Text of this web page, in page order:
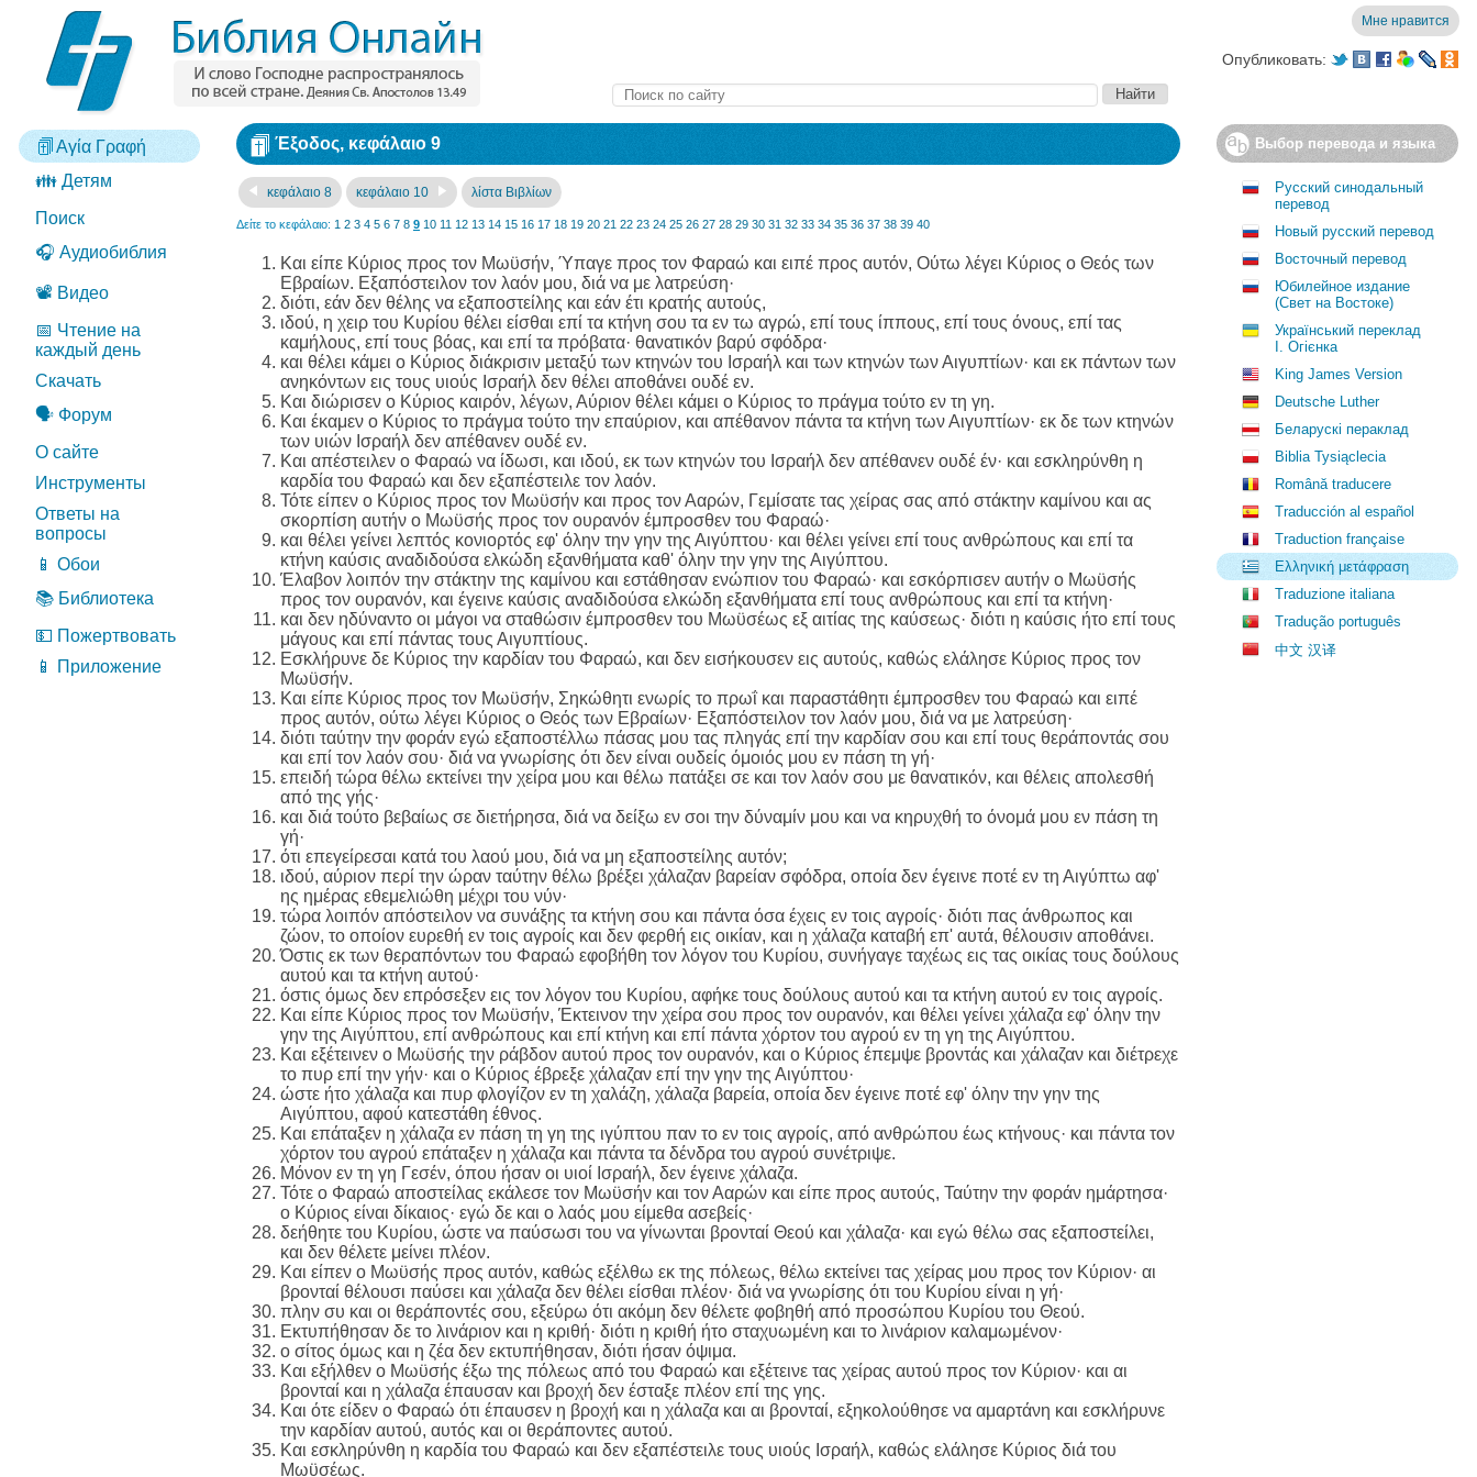
Мне нравится
Опубликовать:
Αγία Γραφή
👪 Детям
Поиск
🎧 Аудиобиблия
📽️ Видео
📅 Чтение на
каждый день
Скачать
🗣️ Форум
О сайте
Инструменты
Ответы на
вопросы
📱 Обои
📚 Библиотека
💵 Пожертвовать
📱 Приложение
Έξοδος, κεφάλαιο 9
κεφάλαιο 8 κεφάλαιο 10 λίστα Βιβλίων
Δείτε το κεφάλαιο: 1 2 3 4 5 6 7 8 9 10 11 12 13 14 15 16 17 18 19 20 21 22 23 24 25 26 27 28 29 30 31 32 33 34 35 36 37 38 39 40
Και είπε Κύριος προς τον Μωϋσήν, Ύπαγε προς τον Φαραώ και ειπέ προς αυτόν, Ούτω λέγει Κύριος ο Θεός των
Εβραίων. Εξαπόστειλον τον λαόν μου, διά να με λατρεύση·
διότι, εάν δεν θέλης να εξαποστείλης και εάν έτι κρατής αυτούς,
ιδού, η χειρ του Κυρίου θέλει είσθαι επί τα κτήνη σου τα εν τω αγρώ, επί τους ίππους, επί τους όνους, επί τας
καμήλους, επί τους βόας, και επί τα πρόβατα· θανατικόν βαρύ σφόδρα·
και θέλει κάμει ο Κύριος διάκρισιν μεταξύ των κτηνών του Ισραήλ και των κτηνών των Αιγυπτίων· και εκ πάντων των
ανηκόντων εις τους υιούς Ισραήλ δεν θέλει αποθάνει ουδέ εν.
Και διώρισεν ο Κύριος καιρόν, λέγων, Αύριον θέλει κάμει ο Κύριος το πράγμα τούτο εν τη γη.
Και έκαμεν ο Κύριος το πράγμα τούτο την επαύριον, και απέθανον πάντα τα κτήνη των Αιγυπτίων· εκ δε των κτηνών
των υιών Ισραήλ δεν απέθανεν ουδέ εν.
Και απέστειλεν ο Φαραώ να ίδωσι, και ιδού, εκ των κτηνών του Ισραήλ δεν απέθανεν ουδέ έν· και εσκληρύνθη η
καρδία του Φαραώ και δεν εξαπέστειλε τον λαόν.
Τότε είπεν ο Κύριος προς τον Μωϋσήν και προς τον Ααρών, Γεμίσατε τας χείρας σας από στάκτην καμίνου και ας
σκορπίση αυτήν ο Μωϋσής προς τον ουρανόν έμπροσθεν του Φαραώ·
και θέλει γείνει λεπτός κονιορτός εφ' όλην την γην της Αιγύπτου· και θέλει γείνει επί τους ανθρώπους και επί τα
κτήνη καύσις αναδιδούσα ελκώδη εξανθήματα καθ' όλην την γην της Αιγύπτου.
Έλαβον λοιπόν την στάκτην της καμίνου και εστάθησαν ενώπιον του Φαραώ· και εσκόρπισεν αυτήν ο Μωϋσής
προς τον ουρανόν, και έγεινε καύσις αναδιδούσα ελκώδη εξανθήματα επί τους ανθρώπους και επί τα κτήνη·
και δεν ηδύναντο οι μάγοι να σταθώσιν έμπροσθεν του Μωϋσέως εξ αιτίας της καύσεως· διότι η καύσις ήτο επί τους
μάγους και επί πάντας τους Αιγυπτίους.
Εσκλήρυνε δε Κύριος την καρδίαν του Φαραώ, και δεν εισήκουσεν εις αυτούς, καθώς ελάλησε Κύριος προς τον
Μωϋσήν.
Και είπε Κύριος προς τον Μωϋσήν, Σηκώθητι ενωρίς το πρωΐ και παραστάθητι έμπροσθεν του Φαραώ και ειπέ
προς αυτόν, ούτω λέγει Κύριος ο Θεός των Εβραίων· Εξαπόστειλον τον λαόν μου, διά να με λατρεύση·
διότι ταύτην την φοράν εγώ εξαποστέλλω πάσας μου τας πληγάς επί την καρδίαν σου και επί τους θεράποντάς σου
και επί τον λαόν σου· διά να γνωρίσης ότι δεν είναι ουδείς όμοιός μου εν πάση τη γή·
επειδή τώρα θέλω εκτείνει την χείρα μου και θέλω πατάξει σε και τον λαόν σου με θανατικόν, και θέλεις απολεσθή
από της γής·
και διά τούτο βεβαίως σε διετήρησα, διά να δείξω εν σοι την δύναμίν μου και να κηρυχθή το όνομά μου εν πάση τη
γή·
ότι επεγείρεσαι κατά του λαού μου, διά να μη εξαποστείλης αυτόν;
ιδού, αύριον περί την ώραν ταύτην θέλω βρέξει χάλαζαν βαρείαν σφόδρα, οποία δεν έγεινε ποτέ εν τη Αιγύπτω αφ'
ης ημέρας εθεμελιώθη μέχρι του νύν·
τώρα λοιπόν απόστειλον να συνάξης τα κτήνη σου και πάντα όσα έχεις εν τοις αγροίς· διότι πας άνθρωπος και
ζώον, το οποίον ευρεθή εν τοις αγροίς και δεν φερθή εις οικίαν, και η χάλαζα καταβή επ' αυτά, θέλουσιν αποθάνει.
Όστις εκ των θεραπόντων του Φαραώ εφοβήθη τον λόγον του Κυρίου, συνήγαγε ταχέως εις τας οικίας τους δούλους
αυτού και τα κτήνη αυτού·
όστις όμως δεν επρόσεξεν εις τον λόγον του Κυρίου, αφήκε τους δούλους αυτού και τα κτήνη αυτού εν τοις αγροίς.
Και είπε Κύριος προς τον Μωϋσήν, Έκτεινον την χείρα σου προς τον ουρανόν, και θέλει γείνει χάλαζα εφ' όλην την
γην της Αιγύπτου, επί ανθρώπους και επί κτήνη και επί πάντα χόρτον του αγρού εν τη γη της Αιγύπτου.
Και εξέτεινεν ο Μωϋσής την ράβδον αυτού προς τον ουρανόν, και ο Κύριος έπεμψε βροντάς και χάλαζαν και διέτρεχε
το πυρ επί την γήν· και ο Κύριος έβρεξε χάλαζαν επί την γην της Αιγύπτου·
ώστε ήτο χάλαζα και πυρ φλογίζον εν τη χαλάζη, χάλαζα βαρεία, οποία δεν έγεινε ποτέ εφ' όλην την γην της
Αιγύπτου, αφού κατεστάθη έθνος.
Και επάταξεν η χάλαζα εν πάση τη γη της ιγύπτου παν το εν τοις αγροίς, από ανθρώπου έως κτήνους· και πάντα τον
χόρτον του αγρού επάταξεν η χάλαζα και πάντα τα δένδρα του αγρού συνέτριψε.
Μόνον εν τη γη Γεσέν, όπου ήσαν οι υιοί Ισραήλ, δεν έγεινε χάλαζα.
Τότε ο Φαραώ αποστείλας εκάλεσε τον Μωϋσήν και τον Ααρών και είπε προς αυτούς, Ταύτην την φοράν ημάρτησα·
ο Κύριος είναι δίκαιος· εγώ δε και ο λαός μου είμεθα ασεβείς·
δεήθητε του Κυρίου, ώστε να παύσωσι του να γίνωνται βρονταί Θεού και χάλαζα· και εγώ θέλω σας εξαποστείλει,
και δεν θέλετε μείνει πλέον.
Και είπεν ο Μωϋσής προς αυτόν, καθώς εξέλθω εκ της πόλεως, θέλω εκτείνει τας χείρας μου προς τον Κύριον· αι
βρονταί θέλουσι παύσει και χάλαζα δεν θέλει είσθαι πλέον· διά να γνωρίσης ότι του Κυρίου είναι η γή·
πλην συ και οι θεράποντές σου, εξεύρω ότι ακόμη δεν θέλετε φοβηθή από προσώπου Κυρίου του Θεού.
Εκτυπήθησαν δε το λινάριον και η κριθή· διότι η κριθή ήτο σταχυωμένη και το λινάριον καλαμωμένον·
ο σίτος όμως και η ζέα δεν εκτυπήθησαν, διότι ήσαν όψιμα.
Και εξήλθεν ο Μωϋσής έξω της πόλεως από του Φαραώ και εξέτεινε τας χείρας αυτού προς τον Κύριον· και αι
βρονταί και η χάλαζα έπαυσαν και βροχή δεν έσταξε πλέον επί της γης.
Και ότε είδεν ο Φαραώ ότι έπαυσεν η βροχή και η χάλαζα και αι βρονταί, εξηκολούθησε να αμαρτάνη και εσκλήρυνε
την καρδίαν αυτού, αυτός και οι θεράποντες αυτού.
Και εσκληρύνθη η καρδία του Φαραώ και δεν εξαπέστειλε τους υιούς Ισραήλ, καθώς ελάλησε Κύριος διά του
Μωϋσέως.
Выбор перевода и языка
Русский синодальный
перевод
Новый русский перевод
Восточный перевод
Юбилейное издание
(Свет на Востоке)
Український переклад
І. Огієнка
King James Version
Deutsche Luther
Беларускі пераклад
Biblia Tysiąclecia
Română traducere
Traducción al español
Traduction française
Ελληνική μετάφραση
Traduzione italiana
Tradução português
中文 汉译